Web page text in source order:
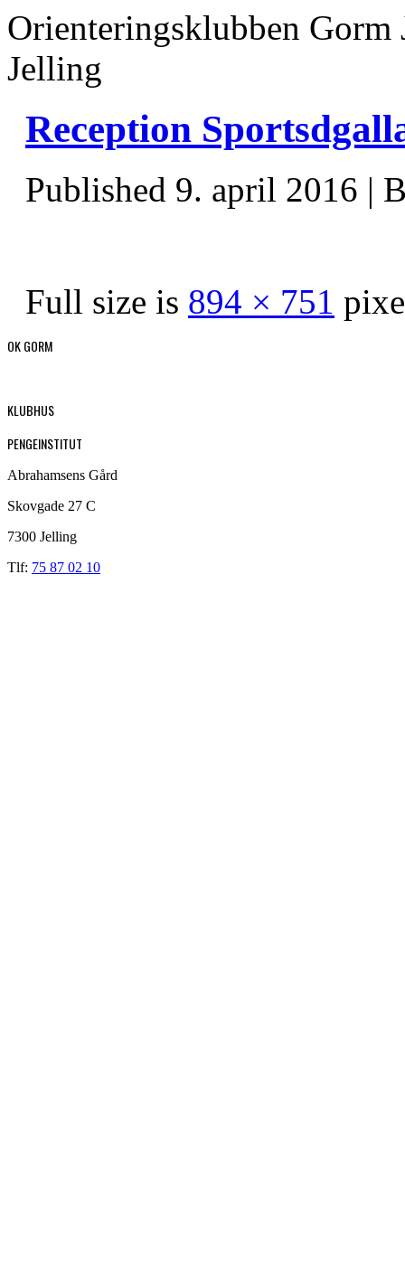
Orienteringsklubben
Jelling
Reception
Published 9. april 2016 |
Full size is 894 × 751
OK GORM
KLUBHUS
PENGEINSTITUT
Abrahamsens Gård
Skovgade 27 C
7300 Jelling
Tlf: 75 87 02 10